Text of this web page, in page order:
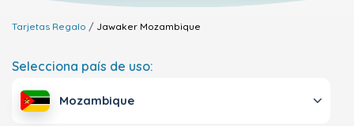
Tarjetas Regalo Jawaker Mozambique
Selecciona país de uso:
Mozambique